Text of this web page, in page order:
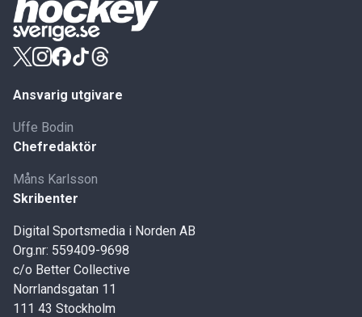
Ansvarig utgivare
Uffe Bodin
Chefredaktör
Måns Karlsson
Skribenter
Digital Sportsmedia i Norden AB
Org.nr: 559409-9698
c/o Better Collective
Norrlandsgatan 11
111 43 Stockholm